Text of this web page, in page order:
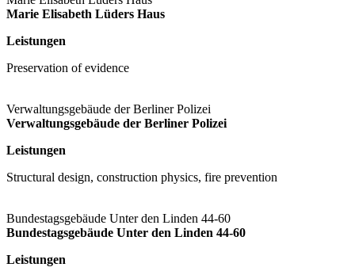
Marie Elisabeth Lüders Haus
Leistungen
Preservation of evidence
Verwaltungsgebäude der Berliner Polizei
Verwaltungsgebäude der Berliner Polizei
Leistungen
Structural design, construction physics, fire prevention
Bundestagsgebäude Unter den Linden 44-60
Bundestagsgebäude Unter den Linden 44-60
Leistungen